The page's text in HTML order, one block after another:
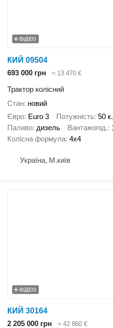
ВІДЕО
КИЙ 09504
693 000 грн
≈ 13 470 €
Трактор колісний
Стан новий
Євро Euro 3 Потужність 50
Паливо дизель Вантажопід.
Колісна формула 4x4
Україна, М.київ
ВІДЕО
КИЙ 30164
2 205 000 грн
≈ 42 860 €